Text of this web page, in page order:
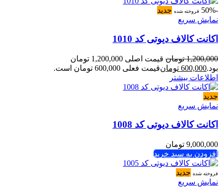
-50% فروخته شده جدید
نمایش سریع
اکانت کالاف دیوتی کد 1010
1,200,000 تومان
قیمت اصلی 1,200,000 تومان
بود.600,000 تومانقیمت فعلی 600,000 تومان است.
اطلاعات بیشتر
جدید
نمایش سریع
اکانت کالاف دیوتی کد 1008
9,000,000 تومان
افزودن به سبد خرید
فروخته شده جدید
نمایش سریع